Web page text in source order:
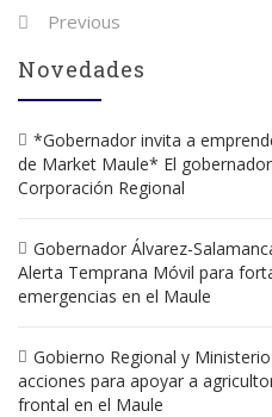
Post
navigation
Previous
Novedades
*Gobernador invita a
de Market Maule* El
Corporación Regional
Gobernador Álvarez-
Alerta Temprana Móvil para
emergencias en el Maule
Gobierno Regional y
acciones para apoyar a
frontal en el Maule